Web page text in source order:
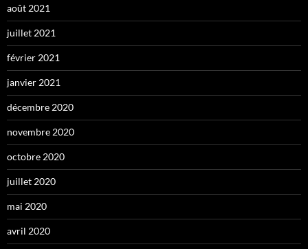
août 2021
juillet 2021
février 2021
janvier 2021
décembre 2020
novembre 2020
octobre 2020
juillet 2020
mai 2020
avril 2020